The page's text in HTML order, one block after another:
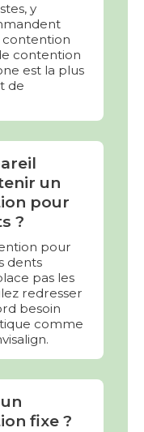
y
contention
est la plus
de
un
pour
?
pour
dents
pas les
redresser
besoin
comme
fixe ?